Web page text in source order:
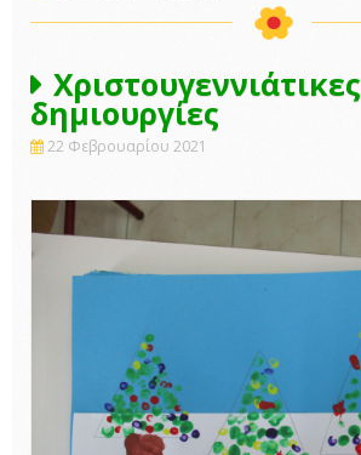
Χριστουγεννιάτικες
δημιουργίες
22 Φεβρουαρίου 2021